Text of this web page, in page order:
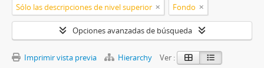
Sólo las descripciones de nivel superior Fondo
Opciones avanzadas de búsqueda
Imprimir vista previa Hierarchy
Ver :